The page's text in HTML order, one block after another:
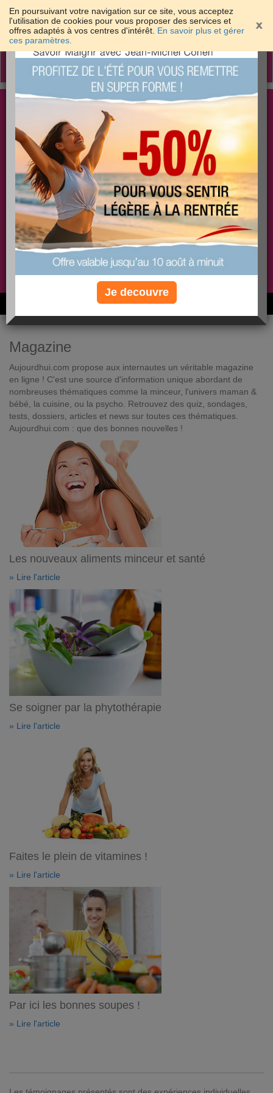
En poursuivant votre navigation sur ce site, vous acceptez
l'utilisation de cookies pour vous proposer des services et
offres adaptés à vos centres d'intérêt. En savoir plus et gérer
ces paramètres.
Toggle
Les meilleures solutions pour maigrir et être bien
dans sa peau
PLUS
EFFICACE
PLUS
SANTÉ
PLUS
COACHING
Non, je préfère le régime gratuit
6M de personnes ont maigri et réappris à manger avec nous
Magazine
Aujourdhui.com propose aux internautes un véritable magazine
en ligne ! C'est une source d'information unique abordant de
nombreuses thématiques comme la minceur, l'univers maman &
bébé, la cuisine, ou la psycho. Retrouvez des quiz, sondages,
tests, dossiers, articles et news sur toutes ces thématiques.
Aujourdhui.com : que des bonnes nouvelles !
Les nouveaux aliments minceur et santé
» Lire l'article
Se soigner par la phytothérapie
» Lire l'article
Faites le plein de vitamines !
» Lire l'article
Par ici les bonnes soupes !
» Lire l'article
×
Je decouvre